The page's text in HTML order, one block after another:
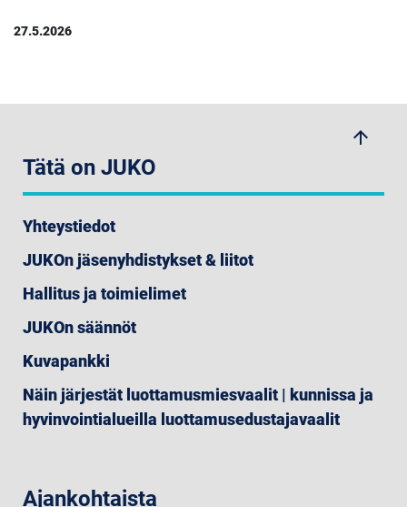
27.5.2026
arrow_upwards
Tätä on JUKO
Yhteystiedot
JUKOn jäsenyhdistykset & liitot
Hallitus ja toimielimet
JUKOn säännöt
Kuvapankki
Näin järjestät luottamusmiesvaalit | kunnissa ja
hyvinvointialueilla luottamusedustajavaalit
Ajankohtaista